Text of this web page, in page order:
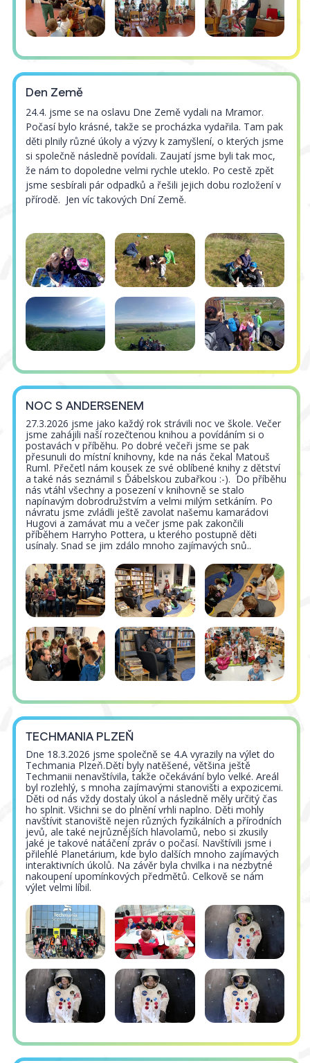
Den Země
24.4. jsme se na oslavu Dne Země vydali na Mramor.
Počasí bylo krásné, takže se procházka vydařila. Tam pak
děti plnily různé úkoly a výzvy k zamyšlení, o kterých jsme
si společně následně povídali. Zaujatí jsme byli tak moc,
že nám to dopoledne velmi rychle uteklo. Po cestě zpět
jsme sesbírali pár odpadků a řešili jejich dobu rozložení v
přírodě. Jen víc takových Dní Země.
NOC S ANDERSENEM
27.3.2026 jsme jako každý rok strávili noc ve škole. Večer
jsme zahájili naší rozečtenou knihou a povídáním si o
postavách v příběhu. Po dobré večeři jsme se pak
přesunuli do místní knihovny, kde na nás čekal Matouš
Ruml. Přečetl nám kousek ze své oblíbené knihy z dětství
a také nás seznámil s Ďábelskou zubařkou :-). Do příběhu
nás vtáhl všechny a posezení v knihovně se stalo
napínavým dobrodružstvím a velmi milým setkáním. Po
návratu jsme zvládli ještě zavolat našemu kamarádovi
Hugovi a zamávat mu a večer jsme pak zakončili
příběhem Harryho Pottera, u kterého postupně děti
usínaly. Snad se jim zdálo mnoho zajímavých snů..
TECHMANIA PLZEŇ
Dne 18.3.2026 jsme společně se 4.A vyrazily na výlet do
Techmania Plzeň.Děti byly natěšené, většina ještě
Techmanii nenavštívila, takže očekávání bylo velké. Areál
byl rozlehlý, s mnoha zajímavými stanovišti a expozicemi.
Děti od nás vždy dostaly úkol a následně měly určitý čas
ho splnit. Všichni se do plnění vrhli naplno. Děti mohly
navštívit stanoviště nejen různých fyzikálních a přírodních
jevů, ale také nejrůznějších hlavolamů, nebo si zkusily
jaké je takové natáčení zpráv o počasí. Navštívili jsme i
přilehlé Planetárium, kde bylo dalších mnoho zajímavých
interaktivních úkolů. Na závěr byla chvilka i na nezbytné
nakoupení upomínkových předmětů. Celkově se nám
výlet velmi líbil.